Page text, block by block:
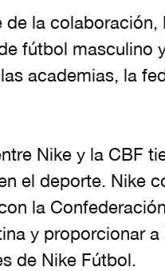
de la
fútbol masculino
academias, la
Nike y la CBF
el deporte. Nike
la
y proporcionar
de Nike Fútbol.